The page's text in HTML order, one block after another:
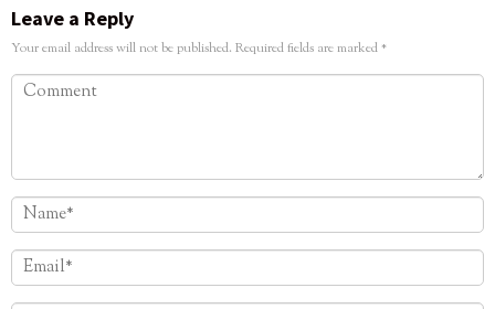
Leave a Reply
Your email address will not be published. Required fields are marked*